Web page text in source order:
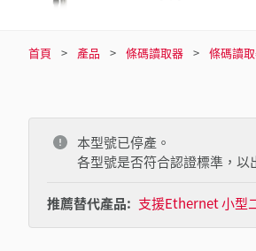
首頁 產品 條碼讀取器 條碼讀
本型號已停產。
各型號是否符合認證標準，以
推薦替代產品: 支援Ethernet 小型